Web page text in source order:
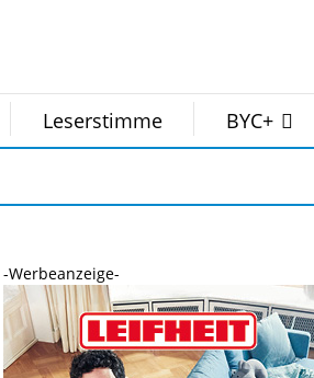
Leserstimme BYC+
-Werbeanzeige-